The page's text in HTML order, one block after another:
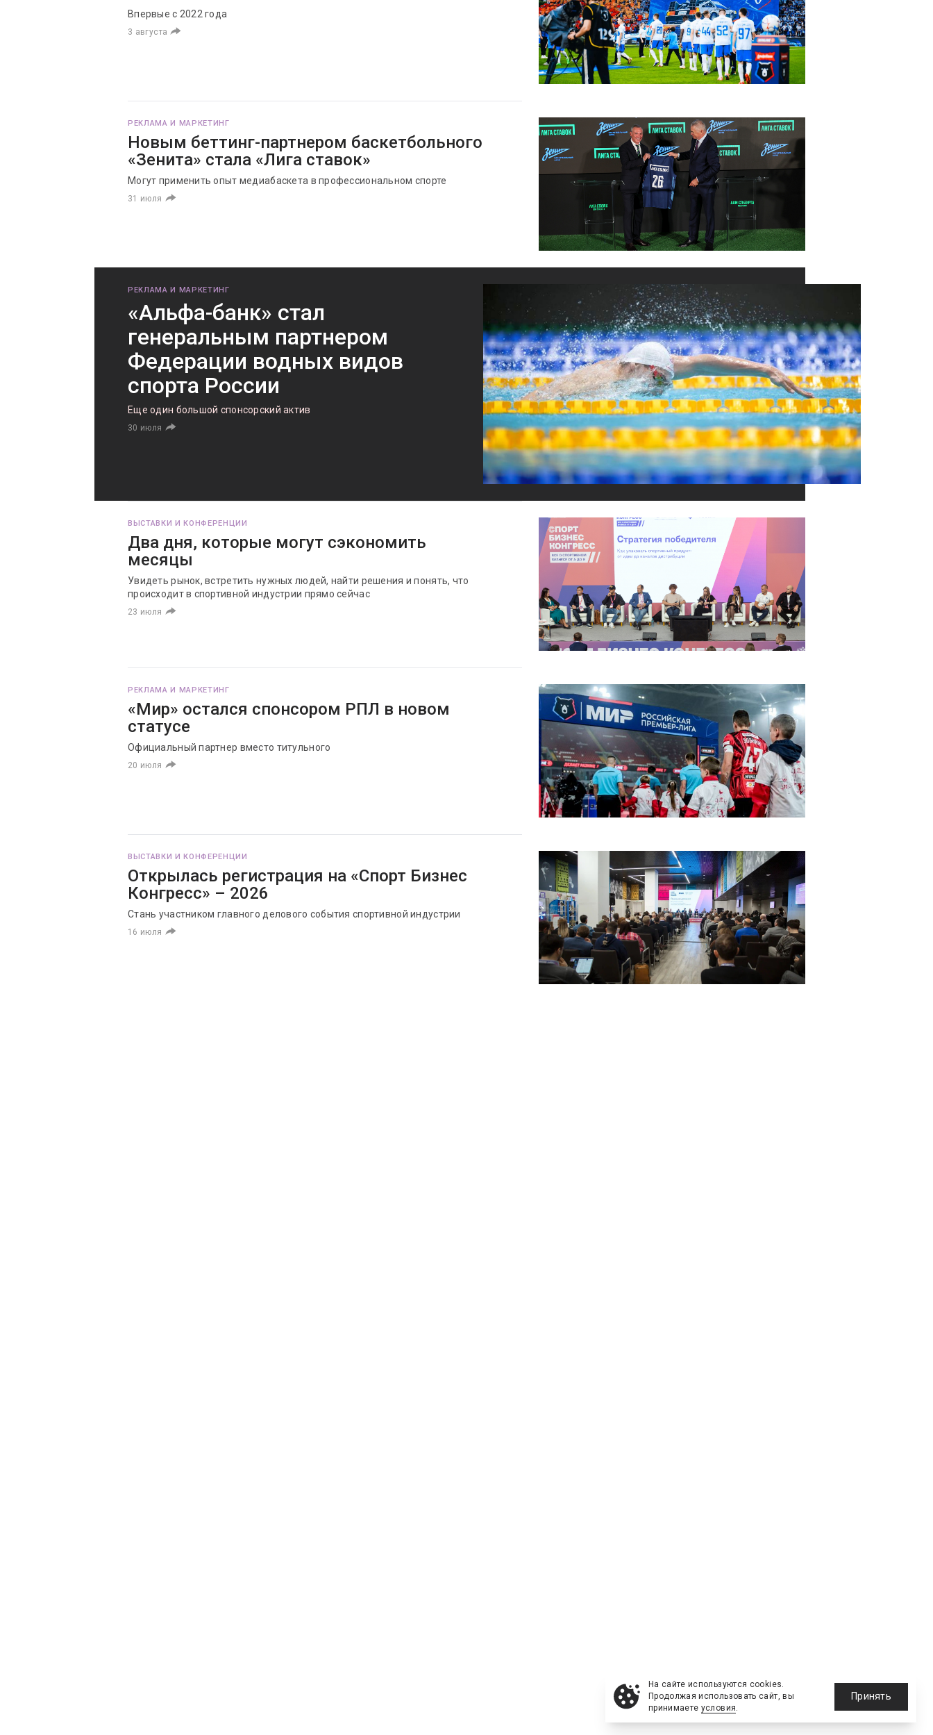
Впервые с 2022 года
3 августа
РЕКЛАМА И МАРКЕТИНГ
Новым беттинг-партнером баскетбольного
«Зенита» стала «Лига ставок»
Могут применить опыт медиабаскета в профессиональном спорте
31 июля
РЕКЛАМА И МАРКЕТИНГ
«Альфа-банк» стал
генеральным партнером
Федерации водных видов
спорта России
Еще один большой спонсорский актив
30 июля
ВЫСТАВКИ И КОНФЕРЕНЦИИ
Два дня, которые могут сэкономить
месяцы
Увидеть рынок, встретить нужных людей, найти решения и понять, что
происходит в спортивной индустрии прямо сейчас
23 июля
РЕКЛАМА И МАРКЕТИНГ
«Мир» остался спонсором РПЛ в новом
статусе
Официальный партнер вместо титульного
20 июля
ВЫСТАВКИ И КОНФЕРЕНЦИИ
Открылась регистрация на «Спорт Бизнес
Конгресс» – 2026
Стань участником главного делового события спортивной индустрии
16 июля
На сайте используются cookies.
Продолжая использовать сайт, вы
принимаете условия.
Принять